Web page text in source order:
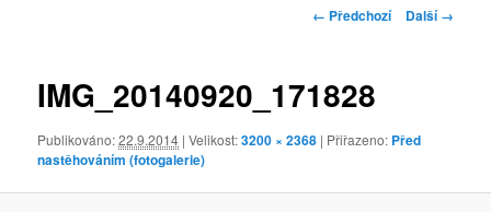
webu
Navigace
← Předchozí Další →
IMG_20140920_171828
Publikováno:22.9.2014 | Velikost:3200 × 2368 | Přiřazeno: Před
nastěhováním (fotogalerie)